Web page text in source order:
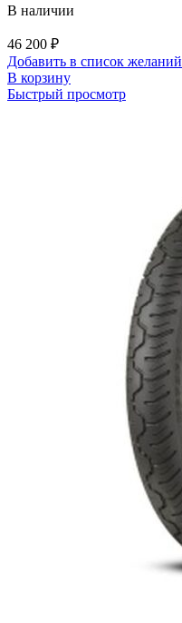
В наличии
46 200 ₽
Добавить в список желаний
В корзину
Быстрый просмотр